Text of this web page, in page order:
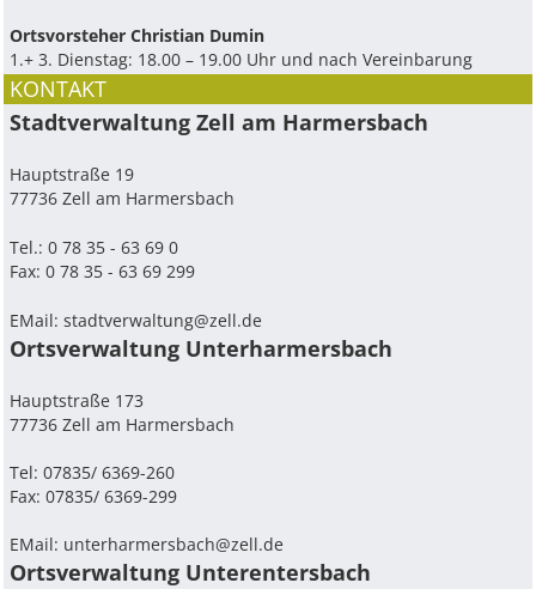
Ortsvorsteher Christian Dumin
1.+ 3. Dienstag: 18.00 – 19.00 Uhr und nach Vereinbarung
KONTAKT
Stadtverwaltung Zell am Harmersbach
Hauptstraße 19
77736 Zell am Harmersbach
Tel.: 0 78 35 - 63 69 0
Fax: 0 78 35 - 63 69 299
EMail:stadtverwaltung@zell.de
Ortsverwaltung Unterharmersbach
Hauptstraße 173
77736 Zell am Harmersbach
Tel: 07835/ 6369-260
Fax: 07835/ 6369-299
EMail: unterharmersbach@zell.de
Ortsverwaltung Unterentersbach